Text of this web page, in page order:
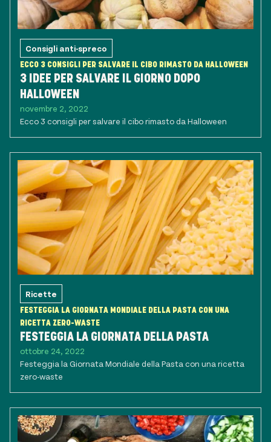
Consigli anti-spreco
ECCO 3 CONSIGLI PER SALVARE IL CIBO RIMASTO DA HALLOWEEN
3 IDEE PER SALVARE IL GIORNO DOPO
HALLOWEEN
novembre 2, 2022
Ecco 3 consigli per salvare il cibo rimasto da Halloween
Ricette
FESTEGGIA LA GIORNATA MONDIALE DELLA PASTA CON UNA
RICETTA ZERO-WASTE
FESTEGGIA LA GIORNATA DELLA PASTA
ottobre 24, 2022
Festeggia la Giornata Mondiale della Pasta con una ricetta
zero-waste